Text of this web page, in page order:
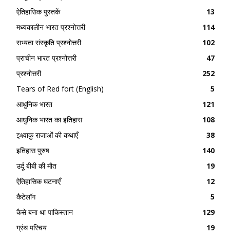
ऐतिहासिक पुस्तकें
13
मध्यकालीन भारत प्रश्नोत्तरी
114
सभ्यता संस्कृति प्रश्नोत्तरी
102
प्राचीन भारत प्रश्नोत्तरी
47
प्रश्नोत्तरी
252
Tears of Red fort (English)
5
आधुनिक भारत
121
आधुनिक भारत का इतिहास
108
इक्ष्वाकु राजाओं की कथाएँ
38
इतिहास पुरुष
140
उर्दू बीबी की मौत
19
ऐतिहासिक घटनाएँ
12
कैटेलॉग
5
कैसे बना था पाकिस्तान
129
ग्रंथ परिचय
19